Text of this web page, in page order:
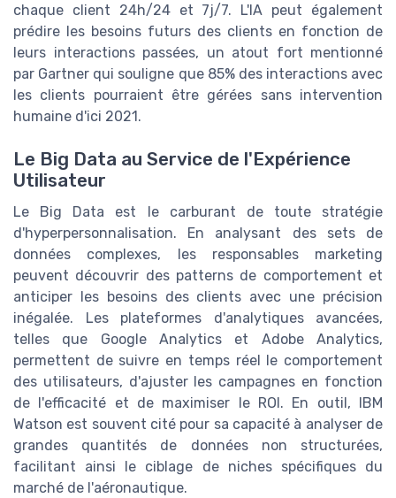
chaque client 24h/24 et 7j/7. L'IA peut également
prédire les besoins futurs des clients en fonction de
leurs interactions passées, un atout fort mentionné
par Gartner qui souligne que 85% des interactions avec
les clients pourraient être gérées sans intervention
humaine d'ici 2021.
Le Big Data au Service de l'Expérience
Utilisateur
Le Big Data est le carburant de toute stratégie
d'hyperpersonnalisation. En analysant des sets de
données complexes, les responsables marketing
peuvent découvrir des patterns de comportement et
anticiper les besoins des clients avec une précision
inégalée. Les plateformes d'analytiques avancées,
telles que Google Analytics et Adobe Analytics,
permettent de suivre en temps réel le comportement
des utilisateurs, d'ajuster les campagnes en fonction
de l'efficacité et de maximiser le ROI. En outil, IBM
Watson est souvent cité pour sa capacité à analyser de
grandes quantités de données non structurées,
facilitant ainsi le ciblage de niches spécifiques du
marché de l'aéronautique.